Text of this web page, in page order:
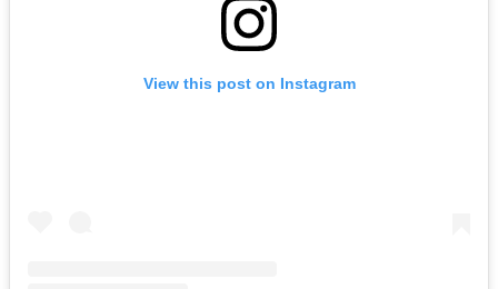
View this post on Instagram